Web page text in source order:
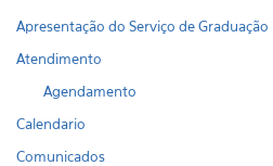
Apresentação do Serviço de Graduação
Atendimento
Agendamento
Calendario
Comunicados